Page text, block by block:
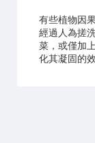
有些植物因
經過人為搓
菜，或僅加
化其凝固的